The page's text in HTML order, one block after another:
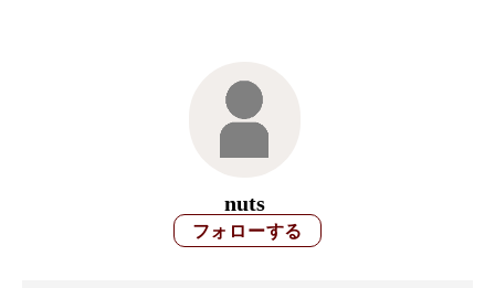
nuts